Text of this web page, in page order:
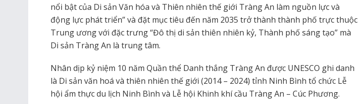
nổi bật của Di sản Văn hóa và Thiên nhiên thế giới Tràng An làm nguồn lực và
động lực phát triển” và đặt mục tiêu đến năm 2035 trở thành thành phố trực thuộc
Trung ương với đặc trưng “Đô thị di sản thiên nhiên kỷ, Thành phố sáng tạo” mà
Di sản Tràng An là trung tâm.
Nhân dịp kỷ niệm 10 năm Quần thể Danh thắng Tràng An được UNESCO ghi danh
là Di sản văn hoá và thiên nhiên thế giới (2014 – 2024) tỉnh Ninh Bình tổ chức Lễ
hội ẩm thực du lịch Ninh Bình và Lễ hội Khinh khí cầu Tràng An – Cúc Phương.